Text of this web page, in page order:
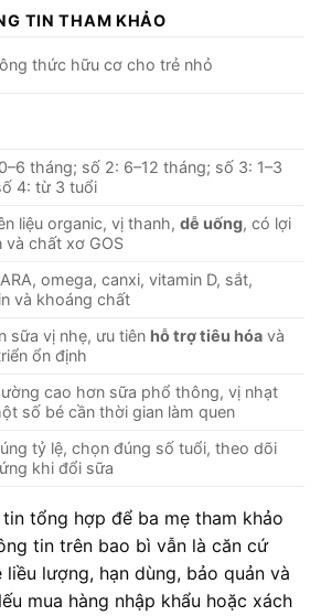
TIN THAM KHẢO
thức hữu cơ cho trẻ nhỏ
tháng; số 2: 6–12 tháng; số 3: 1–3
4: từ 3 tuổi
liệu organic, vị thanh,dễ uống, có lợi
và chất xơ GOS
omega, canxi, vitamin D, sắt,
và khoáng chất
sữa vị nhẹ, ưu tiên hỗ trợ tiêu hóa và
ổn định
cao hơn sữa phổ thông, vị nhạt
số bé cần thời gian làm quen
tỷ lệ, chọn đúng số tuổi, theo dõi
khi đổi sữa
tổng hợp để ba mẹ tham khảo
tin trên bao bì vẫn là căn cứ
lượng, hạn dùng, bảo quản và
mua hàng nhập khẩu hoặc xách